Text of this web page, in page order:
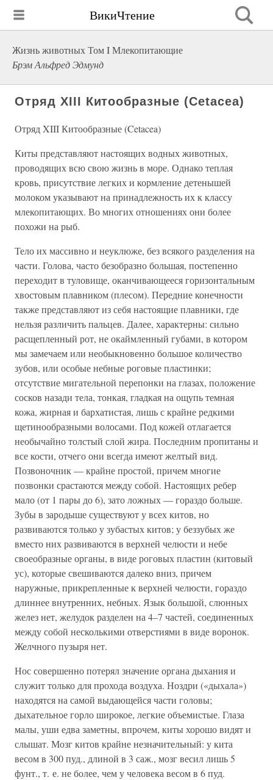
ВикиЧтение
Жизнь животных Том I Млекопитающие
Брэм Альфред Эдмунд
Отряд XIII Китообразные (Cetacea)
Отряд XIII Китообразные (Cetacea)
Киты представляют настоящих водных животных,
проводящих всю свою жизнь в море. Однако теплая
кровь, присутствие легких и кормление детенышей
молоком указывают на принадлежность их к классу
млекопитающих. Во многих отношениях они более
похожи на рыб.
Тело их массивно и неуклюже, без всякого разделения на
части. Голова, часто безобразно большая, постепенно
переходит в туловище, оканчивающееся горизонтальным
хвостовым плавником (плесом). Передние конечности
также представляют из себя настоящие плавники, где
нельзя различить пальцев. Далее, характерны: сильно
расщепленный рот, не окаймленный губами, в котором
мы замечаем или необыкновенно большое количество
зубов, или особые небные роговые пластинки;
отсутствие мигательной перепонки на глазах, положение
сосков назади тела, тонкая, гладкая на ощупь темная
кожа, жирная и бархатистая, лишь с крайне редкими
щетинообразными волосами. Под кожей отлагается
необычайно толстый слой жира. Последним пропитаны и
все кости, отчего они всегда имеют желтый вид.
Позвоночник — крайне простой, причем многие
позвонки срастаются между собой. Настоящих ребер
мало (от 1 пары до 6), зато ложных — гораздо больше.
Зубы в зародыше существуют у всех китов, но
развиваются только у зубастых китов; у беззубых же
вместо них развиваются в верхней челюсти и небе
своеобразные органы, в виде роговых пластин (китовый
ус), которые свешиваются далеко вниз, причем
наружные, прикрепленные к верхней челюсти, гораздо
длиннее внутренних, небных. Язык большой, слюнных
желез нет, желудок разделен на 4–7 частей, соединенных
между собой несколькими отверстиями в виде воронок.
Желчного пузыря нет.
Нос совершенно потерял значение органа дыхания и
служит только для прохода воздуха. Ноздри («дыхала»)
находятся на самой выдающейся части головы;
дыхательное горло широкое, легкие объемистые. Глаза
малы, уши едва заметны, впрочем, киты хорошо видят и
слышат. Мозг китов крайне незначительный: у кита
весом в 300 пуд., длиной в 3 саж., мозг весил лишь 5
фунт., т. е. не более, чем у человека весом в 6 пуд.